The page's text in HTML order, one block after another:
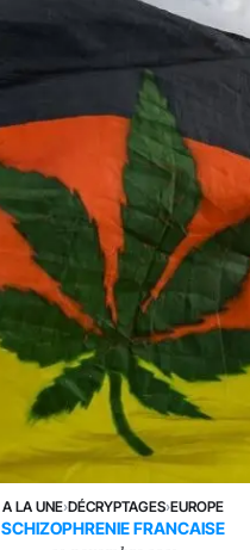
A LA UNE›DÉCRYPTAGES›EUROPE
SCHIZOPHRENIE FRANCAISE